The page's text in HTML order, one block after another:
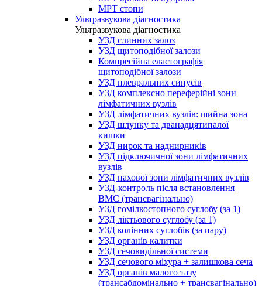
МРТ стопи
Ультразвукова діагностика
Ультразвукова діагностика
УЗД слинних залоз
УЗД щитоподібної залози
Компресійна еластографія
щитоподібної залози
УЗД плевральних синусів
УЗД комплексно переферійні зони
лімфатичних вузлів
УЗД лімфатичних вузлів: шийна зона
УЗД шлунку та дванадцятипалої
кишки
УЗД нирок та наднирників
УЗД підключичної зони лімфатичних
вузлів
УЗД пахової зони лімфатичних вузлів
УЗД-контроль після встановлення
ВМС (трансвагінально)
УЗД гомілкостопного суглобу (за 1)
УЗД ліктьового суглобу (за 1)
УЗД колінних суглобів (за пару)
УЗД органів калитки
УЗД сечовидільної системи
УЗД сечового міхура + залишкова сеча
УЗД органів малого тазу
(трансабдомінально + трансвагінально)